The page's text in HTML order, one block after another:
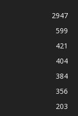
2947
599
421
404
384
356
203